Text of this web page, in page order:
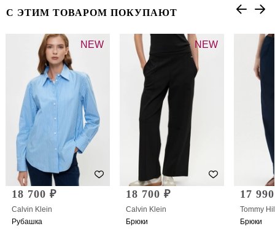
С ЭТИМ ТОВАРОМ ПОКУПАЮТ
NEW
18 700 ₽
Calvin Klein
Рубашка
NEW
18 700 ₽
Calvin Klein
Брюки
17
Tommy
Брюки